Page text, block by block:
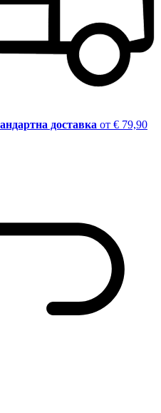
доставка от € 79,90